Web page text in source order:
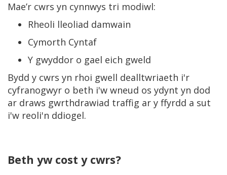
Mae’r cwrs yn cynnwys tri modiwl:
Rheoli lleoliad damwain
Cymorth Cyntaf
Y gwyddor o gael eich gweld
Bydd y cwrs yn rhoi gwell dealltwriaeth i'r
cyfranogwyr o beth i'w wneud os ydynt yn dod
ar draws gwrthdrawiad traffig ar y ffyrdd a sut
i'w reoli'n ddiogel.
Beth yw cost y cwrs?